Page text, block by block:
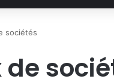
sociétés
de